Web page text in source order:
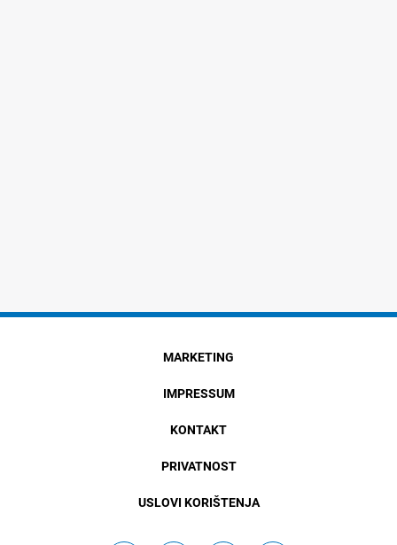
MARKETING
IMPRESSUM
KONTAKT
PRIVATNOST
USLOVI KORIŠTENJA